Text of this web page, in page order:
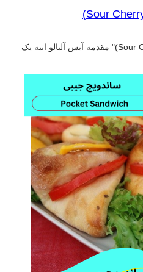
" آیس آلبالو انبه (Sour Cherry Mango Ice)" مقدمه آیس آلبالو انبه یک